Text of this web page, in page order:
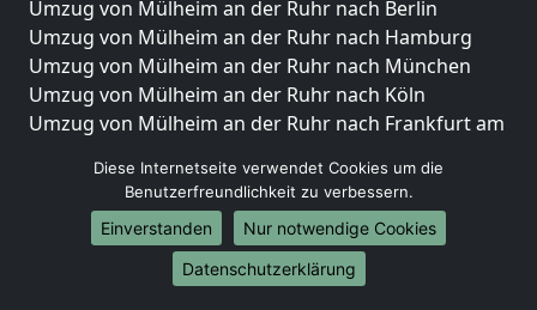
Umzug von Mülheim an der Ruhr nach Berlin
Umzug von Mülheim an der Ruhr nach Hamburg
Umzug von Mülheim an der Ruhr nach München
Umzug von Mülheim an der Ruhr nach Köln
Umzug von Mülheim an der Ruhr nach Frankfurt am
Umzug von Mülheim an der Ruhr nach Stuttgart
Umzug von Mülheim an der Ruhr nach Düsseldorf
Umzug von Mülheim an der Ruhr nach Leipzig
Umzug von Mülheim an der Ruhr nach Dortmund
Diese Internetseite verwendet Cookies um die
Benutzerfreundlichkeit zu verbessern.
Einverstanden
Nur notwendige Cookies
Datenschutzerklärung